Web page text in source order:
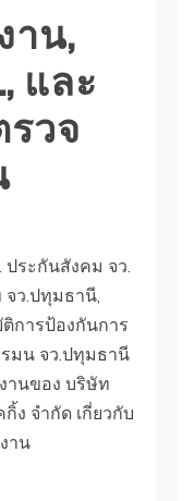
าน,
และ
วจ
ประกันสังคม จว.
ว.ปทุมธานี,
การป้องกันการ
มน จว.ปทุมธานี
านของ บริษัท
ง จำกัด เกี่ยวกับ
าน